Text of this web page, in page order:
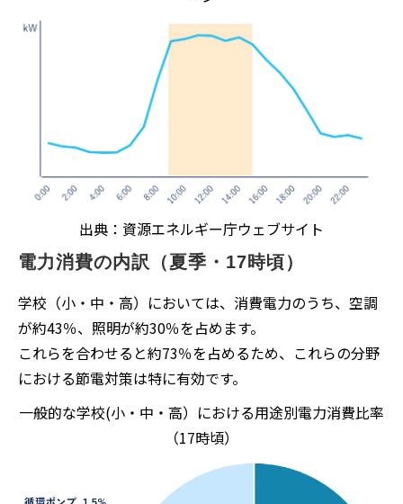
出典：資源エネルギー庁ウェブサイト
電力消費の内訳（夏季・17時頃）
学校（⼩・中・⾼）においては、消費電⼒のうち、空調
が約43％、照明が約30％を占めます。
これらを合わせると約73％を占めるため、これらの分野
における節電対策は特に有効です。
一般的な学校(小・中・高）における用途別電力消費比率
（17時頃）